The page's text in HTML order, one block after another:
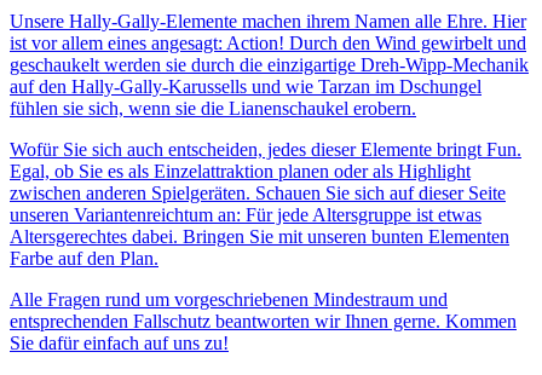
Unsere Hally-Gally-Elemente machen ihrem Namen alle Ehre. Hier
ist vor allem eines angesagt: Action! Durch den Wind gewirbelt und
geschaukelt werden sie durch die einzigartige Dreh-Wipp-Mechanik
auf den Hally-Gally-Karussells und wie Tarzan im Dschungel
fühlen sie sich, wenn sie die Lianenschaukel erobern.
Wofür Sie sich auch entscheiden, jedes dieser Elemente bringt Fun.
Egal, ob Sie es als Einzelattraktion planen oder als Highlight
zwischen anderen Spielgeräten. Schauen Sie sich auf dieser Seite
unseren Variantenreichtum an: Für jede Altersgruppe ist etwas
Altersgerechtes dabei. Bringen Sie mit unseren bunten Elementen
Farbe auf den Plan.
Alle Fragen rund um vorgeschriebenen Mindestraum und
entsprechenden Fallschutz beantworten wir Ihnen gerne. Kommen
Sie dafür einfach auf uns zu!